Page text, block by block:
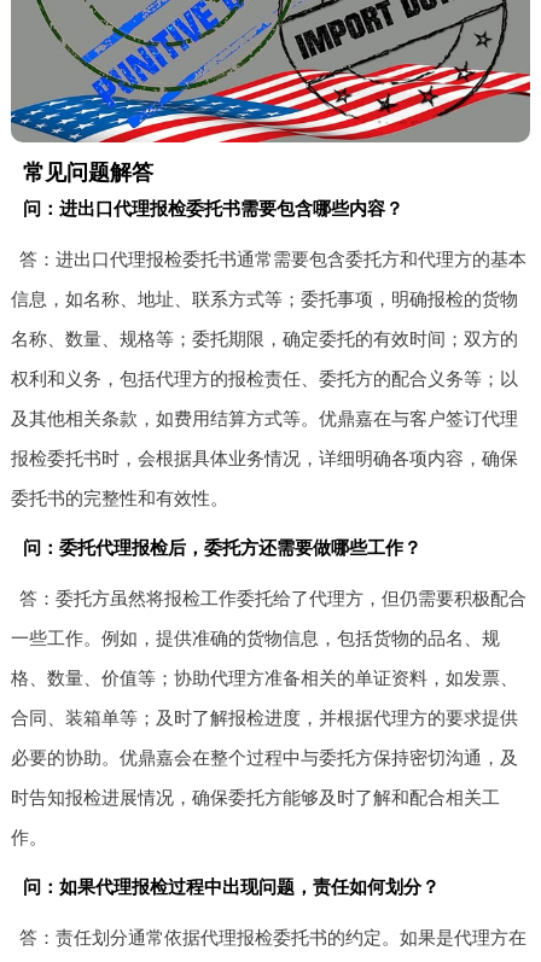
常见问题解答
问：进出口代理报检委托书需要包含哪些内容？
答：进出口代理报检委托书通常需要包含委托方和代理方的基本
信息，如名称、地址、联系方式等；委托事项，明确报检的货物
名称、数量、规格等；委托期限，确定委托的有效时间；双方的
权利和义务，包括代理方的报检责任、委托方的配合义务等；以
及其他相关条款，如费用结算方式等。优鼎嘉在与客户签订代理
报检委托书时，会根据具体业务情况，详细明确各项内容，确保
委托书的完整性和有效性。
问：委托代理报检后，委托方还需要做哪些工作？
答：委托方虽然将报检工作委托给了代理方，但仍需要积极配合
一些工作。例如，提供准确的货物信息，包括货物的品名、规
格、数量、价值等；协助代理方准备相关的单证资料，如发票、
合同、装箱单等；及时了解报检进度，并根据代理方的要求提供
必要的协助。优鼎嘉会在整个过程中与委托方保持密切沟通，及
时告知报检进展情况，确保委托方能够及时了解和配合相关工
作。
问：如果代理报检过程中出现问题，责任如何划分？
答：责任划分通常依据代理报检委托书的约定。如果是代理方在